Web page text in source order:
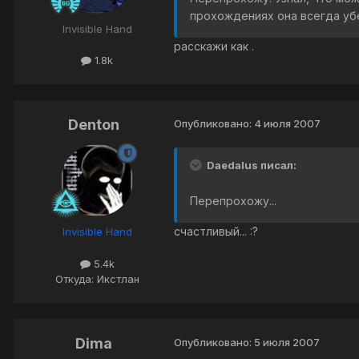
Invisible Hand
1.8k
прохождениях она всегда
расскажи как .
Denton
Invisible Hand
5.4k
Откуда: Икстлан
Опубликовано: 4 июля 2007
Daedalus писал:
Перепрохожу...
счастливый... :?
Dima Опубликовано: 5 июля 2007